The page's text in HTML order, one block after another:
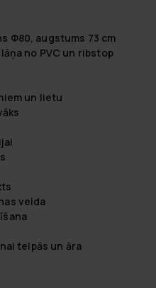
Φ80, augstums 73 cm
no PVC un ribstop
un lietu
veida
telpās un āra